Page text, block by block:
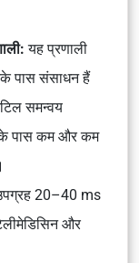
यह प्रणाली
पास संसाधन हैं
समन्वय
पास कम और कम
20–40 ms
और